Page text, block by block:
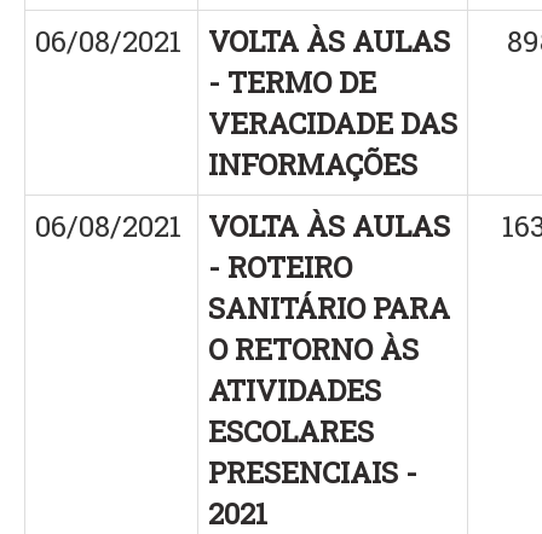
06/08/2021
VOLTA ÀS AULAS
- TERMO DE
VERACIDADE DAS
INFORMAÇÕES
06/08/2021
VOLTA ÀS AULAS
- ROTEIRO
SANITÁRIO PARA
O RETORNO ÀS
ATIVIDADES
ESCOLARES
PRESENCIAIS -
2021